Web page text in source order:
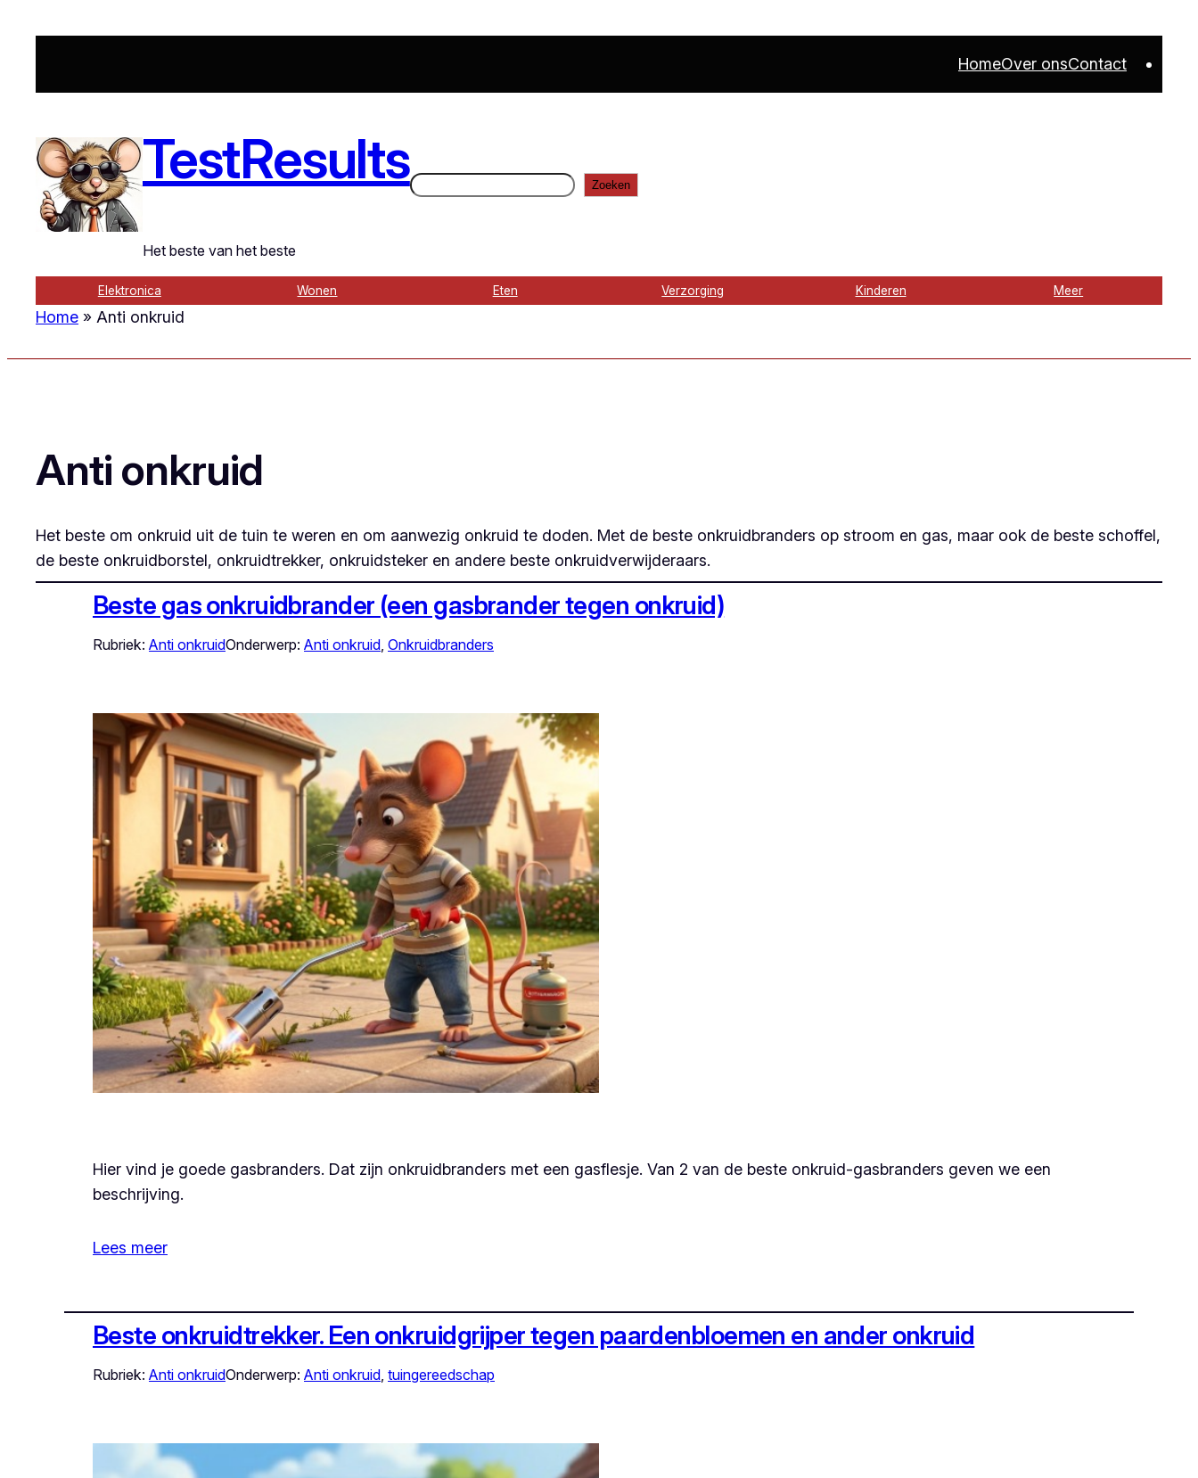
HomeOver onsContact
TestResults
Het beste van het beste
Zoeken Zoeken
Elektronica Wonen Eten Verzorging Kinderen Meer
Home » Anti onkruid
Anti onkruid
Het beste om onkruid uit de tuin te weren en om aanwezig onkruid te doden. Met de beste onkruidbranders op stroom en gas, maar ook de beste schoffel,
de beste onkruidborstel, onkruidtrekker, onkruidsteker en andere beste onkruidverwijderaars.
Beste gas onkruidbrander (een gasbrander tegen onkruid)
Rubriek: Anti onkruidOnderwerp: Anti onkruid Onkruidbranders
Hier vind je goede gasbranders. Dat zijn onkruidbranders met een gasflesje. Van 2 van de beste onkruid-gasbranders geven we een
beschrijving.
Lees meer
Beste onkruidtrekker. Een onkruidgrijper tegen paardenbloemen en ander onkruid
Rubriek: Anti onkruidOnderwerp: Anti onkruid tuingereedschap